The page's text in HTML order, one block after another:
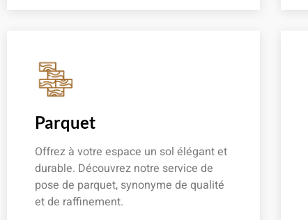
Parquet
Offrez à votre espace un sol élégant et
durable. Découvrez notre service de
pose de parquet, synonyme de qualité
et de raffinement.